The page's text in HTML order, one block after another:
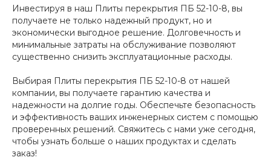
Инвестируя в наш Плиты перекрытия ПБ 52-10-8, вы
получаете не только надежный продукт, но и
экономически выгодное решение. Долговечность и
минимальные затраты на обслуживание позволяют
существенно снизить эксплуатационные расходы.
Выбирая Плиты перекрытия ПБ 52-10-8 от нашей
компании, вы получаете гарантию качества и
надежности на долгие годы. Обеспечьте безопасность
и эффективность ваших инженерных систем с помощью
проверенных решений. Свяжитесь с нами уже сегодня,
чтобы узнать больше о наших продуктах и сделать
заказ!